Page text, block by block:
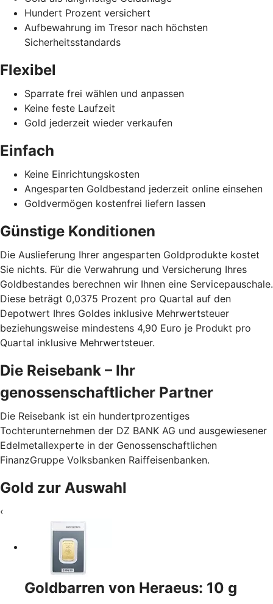
Hundert Prozent versichert
Aufbewahrung im Tresor nach höchsten
Sicherheitsstandards
Flexibel
Sparrate frei wählen und anpassen
Keine feste Laufzeit
Gold jederzeit wieder verkaufen
Einfach
Keine Einrichtungskosten
Angesparten Goldbestand jederzeit online einsehen
Goldvermögen kostenfrei liefern lassen
Günstige Konditionen
Die Auslieferung Ihrer angesparten Goldprodukte kostet
Sie nichts. Für die Verwahrung und Versicherung Ihres
Goldbestandes berechnen wir Ihnen eine Servicepauschale.
Diese beträgt 0,0375 Prozent pro Quartal auf den
Depotwert Ihres Goldes inklusive Mehrwertsteuer
beziehungsweise mindestens 4,90 Euro je Produkt pro
Quartal inklusive Mehrwertsteuer.
Die Reisebank – Ihr
genossenschaftlicher Partner
Die Reisebank ist ein hundertprozentiges
Tochterunternehmen der DZ BANK AG und ausgewiesener
Edelmetallexperte in der Genossenschaftlichen
FinanzGruppe Volksbanken Raiffeisenbanken.
Gold zur Auswahl
‹
Goldbarren von Heraeus: 10 g